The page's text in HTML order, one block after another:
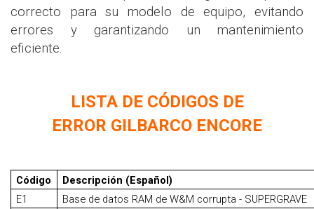
correcto para su modelo de equipo, evitando
errores y garantizando un mantenimiento
eficiente.
LISTA DE CÓDIGOS DE
ERROR GILBARCO ENCORE
Código
Descripción (Español)
E1
Base de datos RAM de W&M corrupta - SUPERGRAVE